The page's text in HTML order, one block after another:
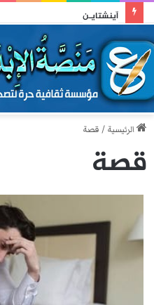
آينشتايـن
الرئيسية / قصة
قصة